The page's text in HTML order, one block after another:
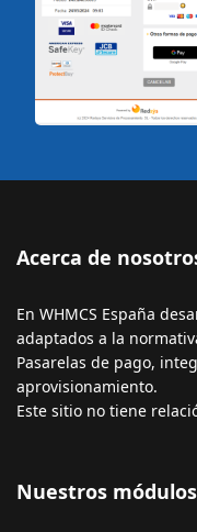
Acerca de
En WHMCS España
adaptados a la
Pasarelas de pago,
aprovisionamiento.
Este sitio no tiene
Nuestros módulos